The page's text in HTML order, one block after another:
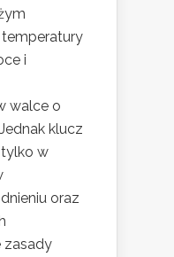
i
walce o
klucz
w
oraz
zasady